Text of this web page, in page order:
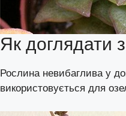
Як доглядати
Рослина невибаглива у
використовується для